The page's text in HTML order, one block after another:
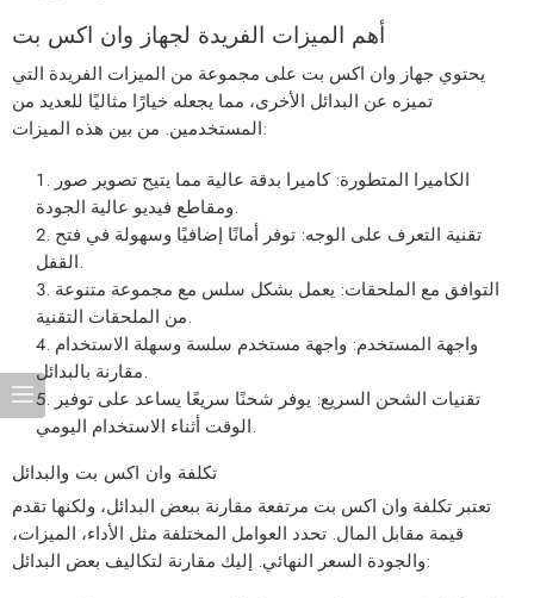
أهم الميزات الفريدة لجهاز وان اكس بت
يحتوي جهاز وان اكس بت على مجموعة من الميزات الفريدة التي
تميزه عن البدائل الأخرى، مما يجعله خيارًا مثاليًا للعديد من
المستخدمين. من بين هذه الميزات:
الكاميرا المتطورة: كاميرا بدقة عالية مما يتيح تصوير صور
ومقاطع فيديو عالية الجودة.
تقنية التعرف على الوجه: توفر أمانًا إضافيًا وسهولة في فتح
القفل.
التوافق مع الملحقات: يعمل بشكل سلس مع مجموعة متنوعة
من الملحقات التقنية.
واجهة المستخدم: واجهة مستخدم سلسة وسهلة الاستخدام
مقارنة بالبدائل.
تقنيات الشحن السريع: يوفر شحنًا سريعًا يساعد على توفير
الوقت أثناء الاستخدام اليومي.
تكلفة وان اكس بت والبدائل
تعتبر تكلفة وان اكس بت مرتفعة مقارنة ببعض البدائل، ولكنها تقدم
قيمة مقابل المال. تحدد العوامل المختلفة مثل الأداء، الميزات،
والجودة السعر النهائي. إليك مقارنة لتكاليف بعض البدائل: